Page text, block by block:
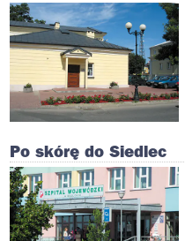
Po skórę do Siedlec